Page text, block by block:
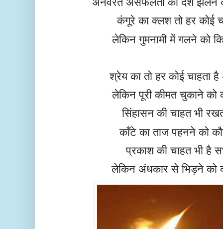
कंगूरे का क्लश तो हर कोई
लेकिन गुमनामी में गलने को
श्रेय का तो हर कोई चाहता है
लेकिन पूरी कीमत चुकाने को
सिंहासन की चाहत भी
काँटे का ताज पहनने को
प्रकाश की चाहत भी है
लेकिन अंधकार से भिड़ने को